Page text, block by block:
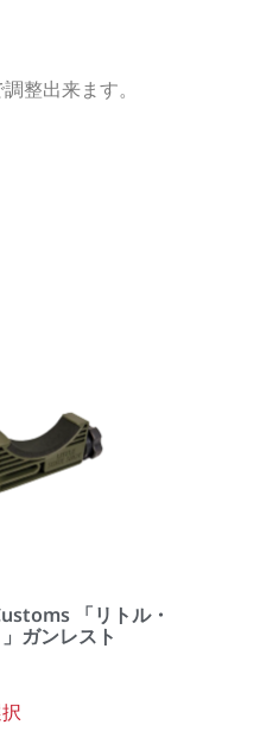
整出来ます。
「リトル・
ガンレスト